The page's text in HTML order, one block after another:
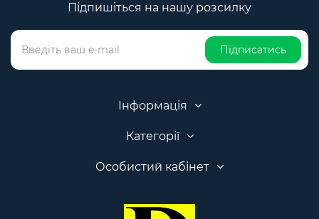
Підпишіться на нашу розсилку
Підписатись
Інформація
Категорії
Особистий кабінет